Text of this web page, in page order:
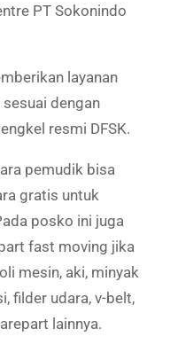
PT Sokonindo
layanan
dengan
resmi DFSK.
pemudik bisa
gratis untuk
posko ini juga
fast moving jika
mesin, aki, minyak
filder udara, v-belt,
lainnya.